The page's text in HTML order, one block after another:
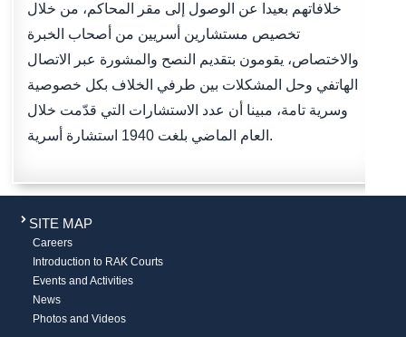
خلافاتهم بعيدا عن الوصول إلى مقر المحاكم، من خلال
تخصيص مستشارين أسريين من أصحاب الخبرة
والاختصاص، يقومون بتقديم النصح والمشورة عبر الاتصال
الهاتفي وحل المشكلات بين طرفي الخلاف بكل خصوصية
وسرية تامة، مبينا أن عدد الاستشارات التي قدّمت خلال
العام الماضي بلغت 1940 استشارة أسرية.
SITE MAP
Careers
Introduction to RAK Courts
Events and Activities
News
Photos and Videos